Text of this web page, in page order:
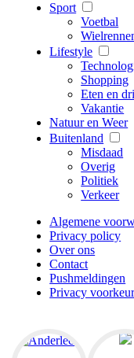
Sport
Voetbal
Lifestyle
Shopping
Eten en
Vakantie
Natuur en Weer
Buitenland
Misdaad
Overig
Politiek
Verkeer
Algemene
Privacy policy
Over ons
Contact
Pushmeldingen
Privacy